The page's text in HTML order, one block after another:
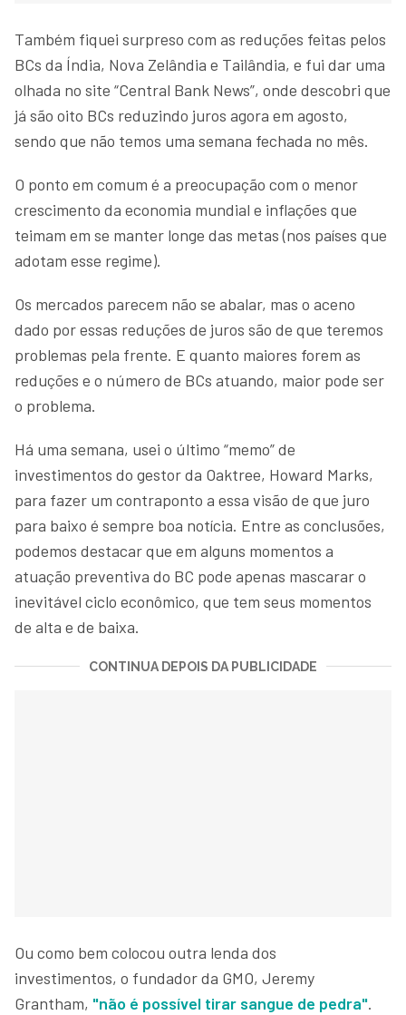
Também fiquei surpreso com as reduções feitas pelos
BCs da Índia, Nova Zelândia e Tailândia, e fui dar uma
olhada no site “Central Bank News”, onde descobri que
já são oito BCs reduzindo juros agora em agosto,
sendo que não temos uma semana fechada no mês.
O ponto em comum é a preocupação com o menor
crescimento da economia mundial e inflações que
teimam em se manter longe das metas (nos países que
adotam esse regime).
Os mercados parecem não se abalar, mas o aceno
dado por essas reduções de juros são de que teremos
problemas pela frente. E quanto maiores forem as
reduções e o número de BCs atuando, maior pode ser
o problema.
Há uma semana, usei o último “memo” de
investimentos do gestor da Oaktree, Howard Marks,
para fazer um contraponto a essa visão de que juro
para baixo é sempre boa notícia. Entre as conclusões,
podemos destacar que em alguns momentos a
atuação preventiva do BC pode apenas mascarar o
inevitável ciclo econômico, que tem seus momentos
de alta e de baixa.
CONTINUA DEPOIS DA PUBLICIDADE
Ou como bem colocou outra lenda dos
investimentos, o fundador da GMO, Jeremy
Grantham, "não é possível tirar sangue de pedra".